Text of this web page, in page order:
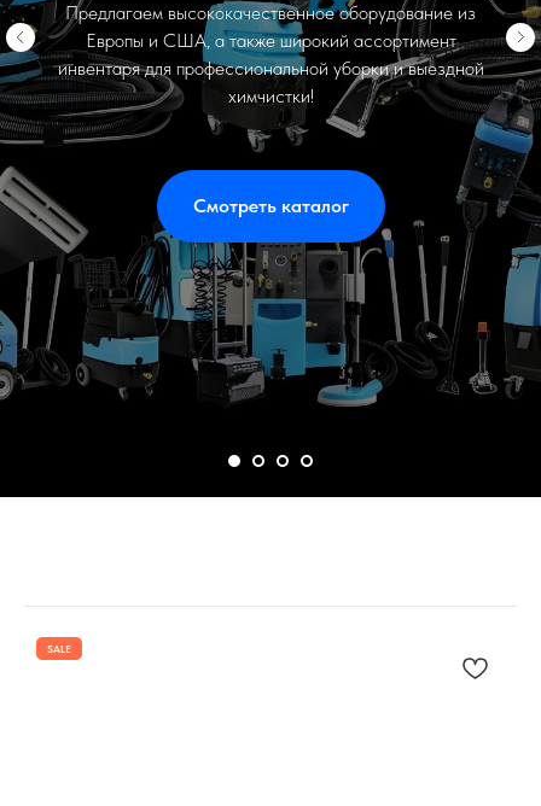
Предлагаем высококачественное оборудование из
Европы и США, а также широкий ассортимент
инвентаря для профессиональной уборки и выездной
химчистки!
Смотреть каталог
SALE